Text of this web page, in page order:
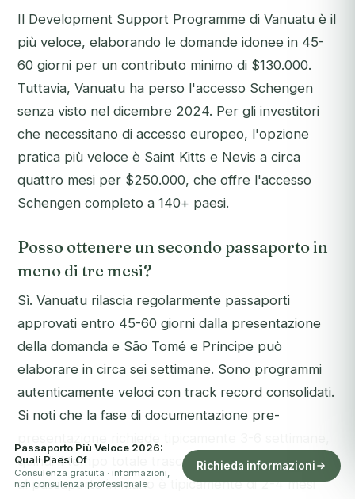
Il Development Support Programme di Vanuatu è il
più veloce, elaborando le domande idonee in 45-
60 giorni per un contributo minimo di $130.000.
Tuttavia, Vanuatu ha perso l'accesso Schengen
senza visto nel dicembre 2024. Per gli investitori
che necessitano di accesso europeo, l'opzione
pratica più veloce è Saint Kitts e Nevis a circa
quattro mesi per $250.000, che offre l'accesso
Schengen completo a 140+ paesi.
Posso ottenere un secondo passaporto in
meno di tre mesi?
Sì. Vanuatu rilascia regolarmente passaporti
approvati entro 45-60 giorni dalla presentazione
della domanda e São Tomé e Príncipe può
elaborare in circa sei settimane. Sono programmi
autenticamente veloci con track record consolidati.
Si noti che la fase di documentazione pre-
quindi il tempo totale trascorso dall'incarico iniziale
al passaporto in mano è tipicamente di 2-4 mesi
Passaporto Più Veloce 2026:
Quali Paesi Of
Consulenza gratuita · informazioni,
non consulenza professionale
Richieda informazioni